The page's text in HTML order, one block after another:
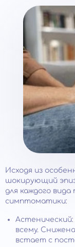
Исходя из
шокирующий
для каждого
симптоматики:
Астенический:
всему.
встает с